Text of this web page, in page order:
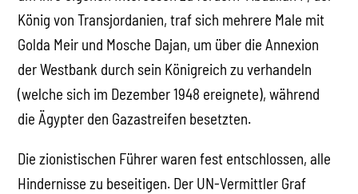
König von Transjordanien, traf sich mehrere Male mit
Golda Meir und Mosche Dajan, um über die Annexion
der Westbank durch sein Königreich zu verhandeln
(welche sich im Dezember 1948 ereignete), während
die Ägypter den Gazastreifen besetzten.
Die zionistischen Führer waren fest entschlossen, alle
Hindernisse zu beseitigen. Der UN-Vermittler Graf